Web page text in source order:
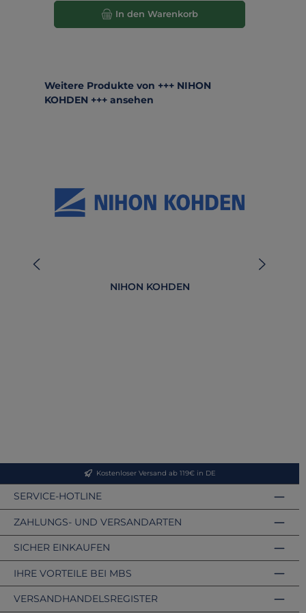
In den Warenkorb
Produktgalerie überspringen
Weitere Produkte von +++ NIHON
KOHDEN +++ ansehen
NIHON KOHDEN
Kostenloser Versand ab 119€ in DE
SERVICE-HOTLINE
ZAHLUNGS- UND VERSANDARTEN
VERSANDHANDELSREGISTER
SICHER EINKAUFEN
IHRE VORTEILE BEI MBS